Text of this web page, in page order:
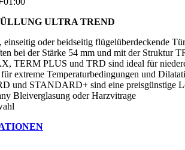
ULTRA TREND
einseitig oder beidseitig flügelüberdeckende
bei der Stärke 54 mm und mit der Struktur
TERM PLUS und TRD sind ideal für
extreme Temperaturbedingungen und
und STANDARD+ sind eine preisgünstige
Bleiverglasung oder Harzvitrage